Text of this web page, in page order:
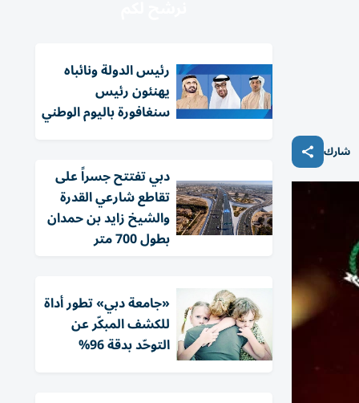
شارك
رئيس الدولة ونائباه
يهنئون رئيس
سنغافورة باليوم الوطني
دبي تفتتح جسراً على
تقاطع شارعي القدرة
والشيخ زايد بن حمدان
بطول 700 متر
«جامعة دبي» تطور أداة
للكشف المبكّر عن
التوحّد بدقة 96%